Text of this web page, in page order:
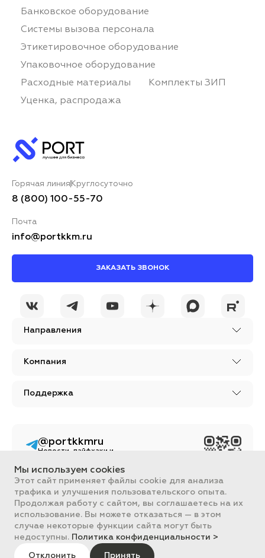
Банковское оборудование
Системы вызова персонала
Этикетировочное оборудование
Упаковочное оборудование
Расходные материалы
Комплекты ЗИП
Уценка, распродажа
Направления
Компания
Поддержка
Горячая линия Круглосуточно
8 (800) 100-55-70
Почта
info@portkkm.ru
ЗАКАЗАТЬ ЗВОНОК
Вся информация, размещенная на сайте, носит ознакомительный
характер и не является публичной офертой, определяемой
положениями Статьи 437 ГК РФ.
Все цены на сайте указаны с НДС. ООО "ПОРТ" ИНН 2461018892,
ОГРН 1022401953496
ПОРТ 2011-2026
Политика обработки данных
@portkkmru
Новости, лайфхаки и
контент PORT - бизнес
портал
Мы используем cookies
Этот сайт применяет файлы cookie для анализа
трафика и улучшения пользовательского опыта.
Продолжая работу с сайтом, вы соглашаетесь на их
использование. Вы можете отказаться — в этом
случае некоторые функции сайта могут быть
недоступны. Политика конфиденциальности >
Отклонить Принять